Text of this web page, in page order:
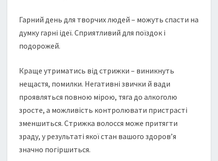
Гарний день для творчих людей – можуть спасти на
думку гарні ідеї. Сприятливий для поїздок і
подорожей.
Краще утриматись від стрижки – виникнуть
нещастя, помилки. Негативні звички й вади
проявляться повною мірою, тяга до алкоголю
зросте, а можливість контролювати пристрасті
зменшиться. Стрижка волосся може притягти
зраду, у результаті якої стан вашого здоров’я
значно погіршиться.